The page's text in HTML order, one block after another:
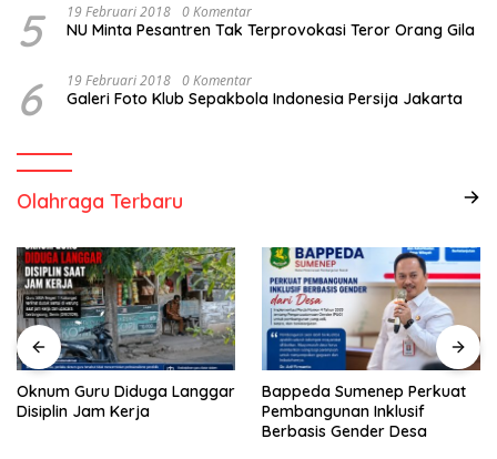
5 19 Februari 2018 0 Komentar
NU Minta Pesantren Tak Terprovokasi Teror Orang Gila
6 19 Februari 2018 0 Komentar
Galeri Foto Klub Sepakbola Indonesia Persija Jakarta
Olahraga Terbaru
Oknum Guru Diduga Langgar
Disiplin Jam Kerja
Bappeda Sumenep Perkuat
Pembangunan Inklusif
Berbasis Gender Desa